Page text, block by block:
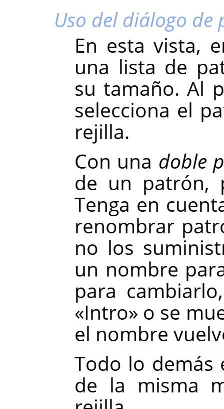
Uso del diálogo
En esta vista,
una lista de
su tamaño. Al
selecciona el
rejilla.
Con una doble
de un patrón,
Tenga en
renombrar
no los
un nombre
para
«Intro» o se
el nombre
Todo lo demás
de la misma